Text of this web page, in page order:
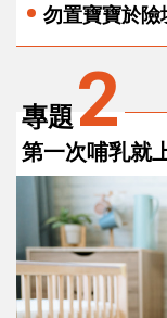
勿置寶寶於
專題2
第一次哺乳就